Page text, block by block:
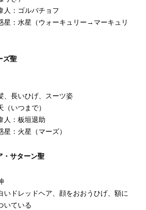
人：ゴルバチョフ
星：水星（ウォーキュリー→マーキュリ
ズ聖
、長いひげ、スーツ姿
いつまで）
人：板垣退助
：火星（マーズ）
・サターン聖
いドレッドヘア、顔をおおうひげ、額に
いている